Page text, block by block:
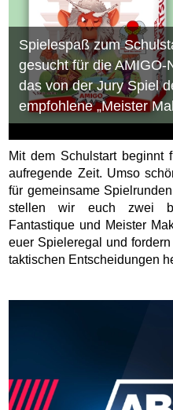
Spielespaß zum
gesucht für die AMIGO-
das von der Jury Spiel
empfohlene „Meister
Mit dem Schulstart
aufregende Zeit. Umso
für gemeinsame
stellen wir euch zwei
Fantastique und Meister
euer Spieleregal und
taktischen Entscheidungen